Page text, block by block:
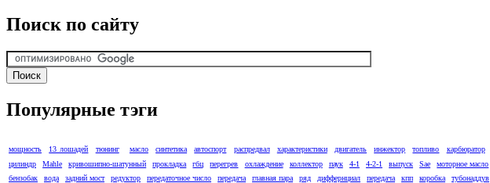
Поиск по сайту
Популярные тэги
мощность 13 лошадей тюнинг масло синтетика автоспорт распредвал характеристики двигатель инжектор топливо карбюратор
цилиндр
Mahle кривошипно-шатунный прокладка гбц перегрев охлаждение коллектор паук 4-1 4-2-1 выпуск Sae моторное масло
бензобак
вода задний мост редуктор передаточное число передача главная пара ряд диффернциал передача кпп коробка тубонаддув